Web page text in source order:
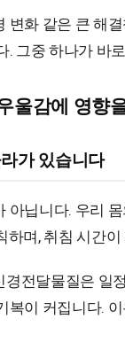
변화 같은 큰 해
그중 하나가 바로
울감에 영향
가 있습니다
아닙니다. 우리
하며, 취침 시간
전달물질은 일
복이 커집니다.